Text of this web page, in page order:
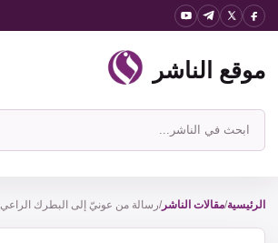
انتقل
المحتوى
موقع الناشر
ابحث
في
الناشر
الرئيسية/مقالات الناشر/رسالة من عونيّ إلى البطرك الراعي